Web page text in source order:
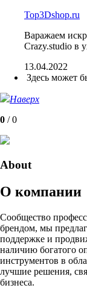
Top3Dshop.ru
Варажаем
Crazy.studio в
13.04.2022
Здесь может
Наверх
0 /0
About
О компании
Сообщество
брендом, мы
поддержке и
наличию богатого
инструментов в
лучшие решения,
бизнеса.